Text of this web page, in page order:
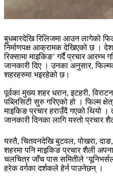
बुधबारदेखि रिलिजमा आउन लागेको
निर्माणपक्ष आक्रामक देखिएको छ ।
रिक्सामा माइकिङ’ गर्दै प्रचार आरम्भ
जानकारी दिए । उनका अनुसार,
शहरहरुमा भइरहेको छ।
पूर्वका मुख्य शहर धरान, इटहरी,
पब्लिसिटी सुरु गरिएको हो । फिल्म
माइकिङ प्रचार हराउँदै गएको थियो ।
जानकारी दिनका लागि यस्तो प्रचार
यस्तै, चितवनदेखि बुटवल, पोखरा,
शहरमा पनि माइकिङ प्रचार शैली
चलचित्र जाँच पास समितीले
हरेक वर्गका दर्शकले हेर्न पाउनेछन् ।